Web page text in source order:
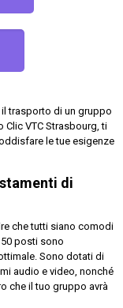
trasporto di un gruppo
Clic VTC Strasbourg, ti
le tue esigenze
di
che tutti siano comodi
posti sono
Sono dotati di
audio e video, nonché
che il tuo gruppo avrà